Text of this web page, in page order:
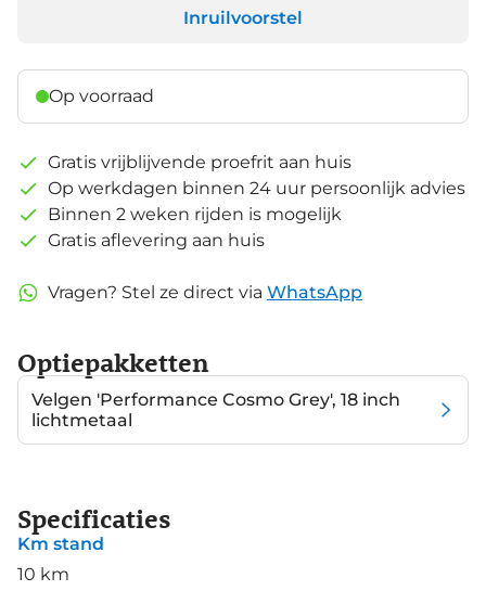
Inruilvoorstel
Op voorraad
Gratis vrijblijvende proefrit aan huis
Op werkdagen binnen 24 uur persoonlijk advies
Binnen 2 weken rijden is mogelijk
Gratis aflevering aan huis
Vragen? Stel ze direct via WhatsApp
Optiepakketten
Velgen 'Performance Cosmo Grey', 18 inch
lichtmetaal
Specificaties
Km stand
10 km